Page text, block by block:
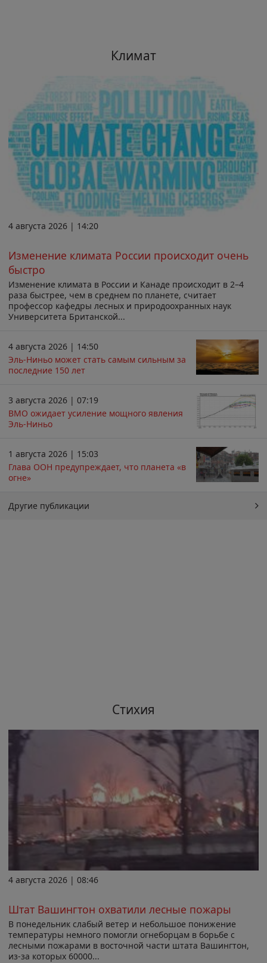
Климат
4 августа 2026 | 14:20
Изменение климата России происходит очень
быстро
Изменение климата в России и Канаде происходит в 2–4
раза быстрее, чем в среднем по планете, считает
профессор кафедры лесных и природоохранных наук
Университета Британской...
4 августа 2026 | 14:50
Эль-Ниньо может стать самым сильным за
последние 150 лет
3 августа 2026 | 07:19
ВМО ожидает усиление мощного явления
Эль-Ниньо
1 августа 2026 | 15:03
Глава ООН предупреждает, что планета «в
огне»
Другие публикации
Стихия
4 августа 2026 | 08:46
Штат Вашингтон охватили лесные пожары
В понедельник слабый ветер и небольшое понижение
температуры немного помогли огнеборцам в борьбе с
лесными пожарами в восточной части штата Вашингтон,
из-за которых 60000...